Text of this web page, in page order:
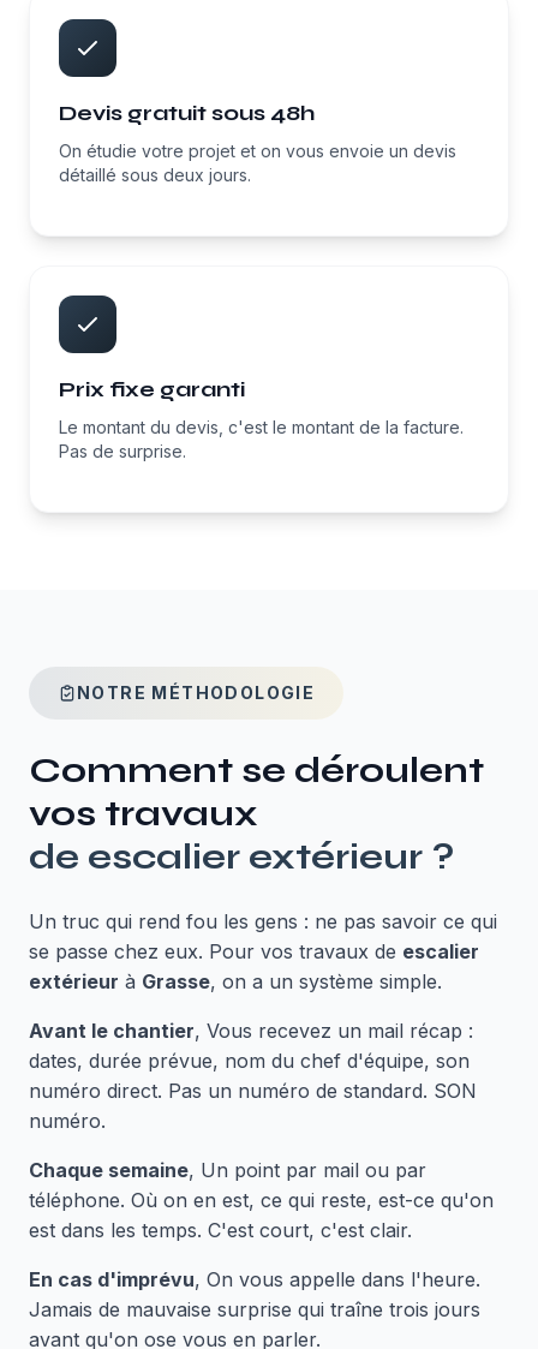
Devis gratuit sous 48h
On étudie votre projet et on vous envoie un devis
détaillé sous deux jours.
Prix fixe garanti
Le montant du devis, c'est le montant de la facture.
Pas de surprise.
NOTRE MÉTHODOLOGIE
Comment se déroulent
vos travaux
de escalier extérieur ?
Un truc qui rend fou les gens : ne pas savoir ce qui
se passe chez eux. Pour vos travaux de escalier
extérieur à Grasse, on a un système simple.
Avant le chantier, Vous recevez un mail récap :
dates, durée prévue, nom du chef d'équipe, son
numéro direct. Pas un numéro de standard. SON
numéro.
Chaque semaine, Un point par mail ou par
téléphone. Où on en est, ce qui reste, est-ce qu'on
est dans les temps. C'est court, c'est clair.
En cas d'imprévu, On vous appelle dans l'heure.
Jamais de mauvaise surprise qui traîne trois jours
avant qu'on ose vous en parler.